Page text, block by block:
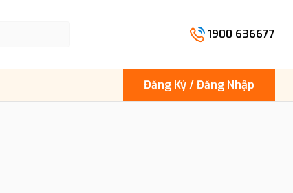
1900 636677
Đăng Ký / Đăng Nhập